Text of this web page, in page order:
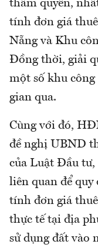
thẩm quyền,
tính đơn giá
Nẵng và Khu
Đồng thời, giải
một số khu
gian qua.
Cùng với đó,
đề nghị UBND
của Luật Đầu
liên quan để
tính đơn giá
thực tế tại địa
sử dụng đất vào